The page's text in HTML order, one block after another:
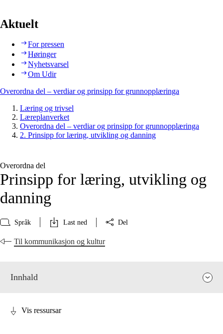
Aktuelt
For pressen
Høringer
Nyhetsvarsel
Om Udir
Overordna del – verdiar og prinsipp for grunnopplæringa
Læring og trivsel
Læreplanverket
Overordna del – verdiar og prinsipp for grunnopplæringa
2. Prinsipp for læring, utvikling og danning
Overordna del
Prinsipp for læring, utvikling og
danning
Språk Last ned Del
Til kommunikasjon og kultur
Innhald
Vis ressursar